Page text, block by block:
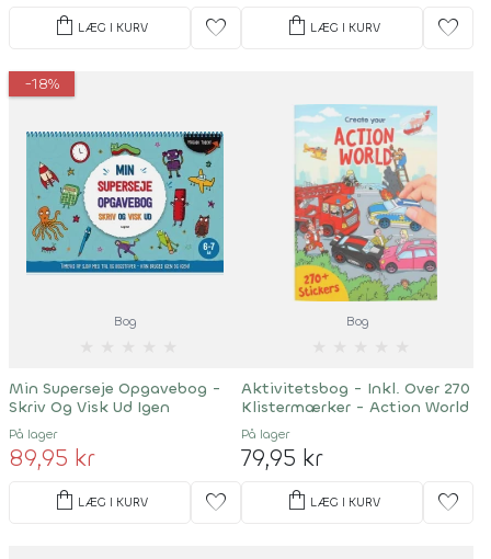
shopping_bag LÆG I KURV favorite shopping_bag LÆG I KURV favorite
-18%
Bog
Min Superseje Opgavebog -
Skriv Og Visk Ud Igen
På lager
89,95 kr
shopping_bag LÆG I KURV favorite
Bog
Aktivitetsbog - Inkl. Over 270
Klistermærker - Action World
På lager
79,95 kr
shopping_bag LÆG I KURV favorite